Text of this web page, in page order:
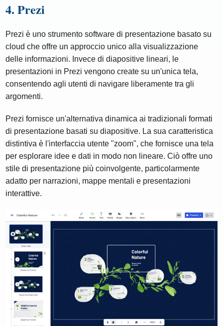
4. Prezi
Prezi è uno strumento software di presentazione basato su
cloud che offre un approccio unico alla visualizzazione
delle informazioni. Invece di diapositive lineari, le
presentazioni in Prezi vengono create su un'unica tela,
consentendo agli utenti di navigare liberamente tra gli
argomenti.
Prezi fornisce un'alternativa dinamica ai tradizionali formati
di presentazione basati su diapositive. La sua caratteristica
distintiva è l'interfaccia utente "zoom", che fornisce una tela
per esplorare idee e dati in modo non lineare. Ciò offre uno
stile di presentazione più coinvolgente, particolarmente
adatto per narrazioni, mappe mentali e presentazioni
interattive.